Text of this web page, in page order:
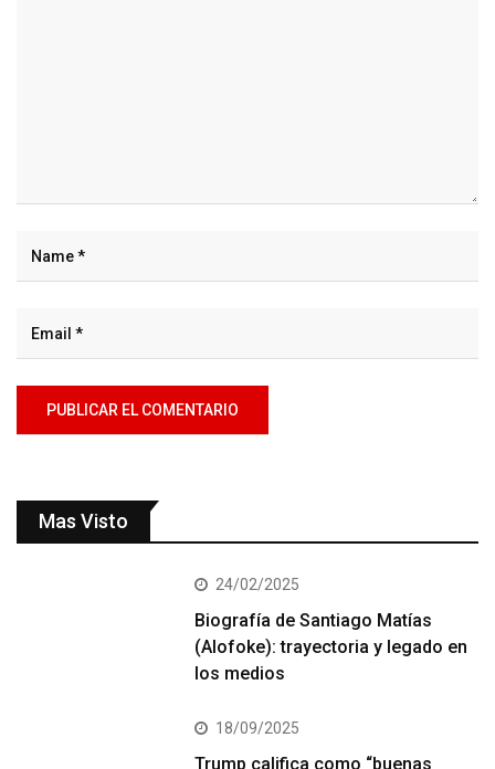
Mas Visto
24/02/2025
Biografía de Santiago Matías
(Alofoke): trayectoria y legado en
los medios
18/09/2025
Trump califica como “buenas